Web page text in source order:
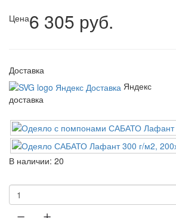
Цена6 305 руб.
Доставка
Яндекс
доставка
В наличии: 20